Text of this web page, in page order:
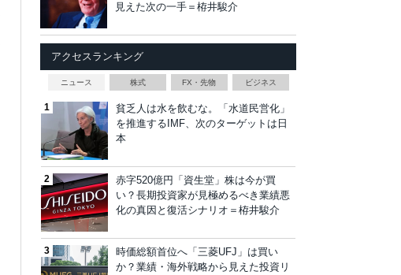
見えた次の一手＝栫井駿介
アクセスランキング
ニュース 株式 FX・先物 ビジネス
貧乏人は水を飲むな。「水道民営化」
を推進するIMF、次のターゲットは日
本
赤字520億円「資生堂」株は今が買
い？長期投資家が見極めるべき業績悪
化の真因と復活シナリオ＝栫井駿介
時価総額首位へ「三菱UFJ」は買い
か？業績・海外戦略から見えた投資リ